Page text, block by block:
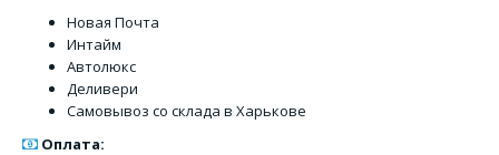
Новая Почта
Интайм
Автолюкс
Деливери
Самовывоз со склада в Харькове
Оплата: